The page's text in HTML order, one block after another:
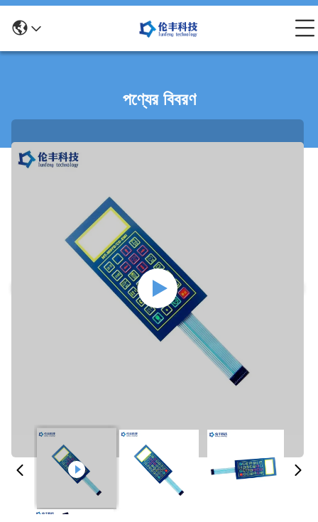
পণ্যের বিবরণ